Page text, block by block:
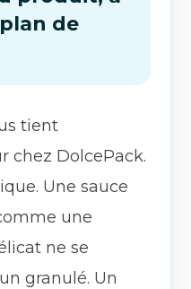
de
tient
chez DolcePack.
Une sauce
une
ne se
granulé. Un